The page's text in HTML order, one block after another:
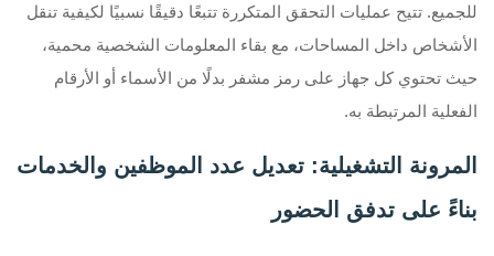
للجميع. تتيح عمليات التحقق المتكررة تتبعًا دقيقًا نسبيًا لكيفية تنقل
الأشخاص داخل المساحات، مع بقاء المعلومات الشخصية محمية،
حيث تحتوي كل جهاز على رمز مشفر بدلًا من الأسماء أو الأرقام
الفعلية المرتبطة به.
المرونة التشغيلية: تعديل عدد الموظفين والخدمات
بناءً على تدفق الحضور